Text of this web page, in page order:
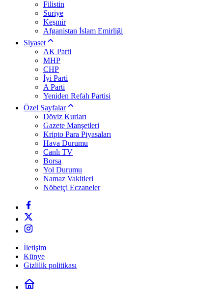
Filistin
Suriye
Keşmir
Afganistan İslam Emirliği
Siyaset
AK Parti
MHP
CHP
İyi Parti
A Parti
Yeniden Refah Partisi
Özel Sayfalar
Döviz Kurları
Gazete Manşetleri
Kripto Para Piyasaları
Hava Durumu
Canlı TV
Borsa
Yol Durumu
Namaz Vakitleri
Nöbetçi Eczaneler
İletişim
Künye
Gizlilik politikası